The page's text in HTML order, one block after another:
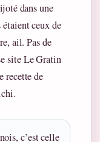
dans une
ceux de
ail. Pas de
site Le Gratin
recette de
c’est celle